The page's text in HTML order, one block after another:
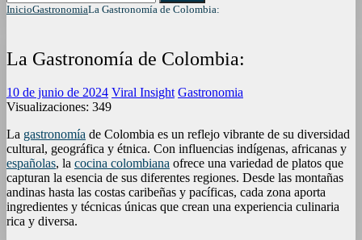
InicioGastronomiaLa Gastronomía de Colombia:
La Gastronomía de Colombia:
10 de junio de 2024 Viral Insight Gastronomia
Visualizaciones: 349
La gastronomía de Colombia es un reflejo vibrante de su diversidad
cultural, geográfica y étnica. Con influencias indígenas, africanas y
españolas, la cocina colombiana ofrece una variedad de platos que
capturan la esencia de sus diferentes regiones. Desde las montañas
andinas hasta las costas caribeñas y pacíficas, cada zona aporta
ingredientes y técnicas únicas que crean una experiencia culinaria
rica y diversa.